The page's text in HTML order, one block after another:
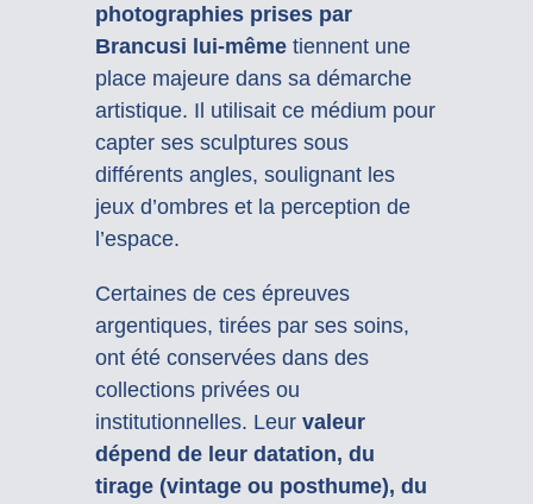
photographies prises par
Brancusi lui-mêmetiennent une
place majeure dans sa démarche
artistique. Il utilisait ce médium pour
capter ses sculptures sous
différents angles, soulignant les
jeux d’ombres et la perception de
l’espace.
Certaines de ces épreuves
argentiques, tirées par ses soins,
ont été conservées dans des
collections privées ou
institutionnelles. Leur valeur
dépend de leur datation, du
tirage (vintage ou posthume), du